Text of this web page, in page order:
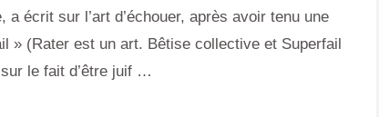
écrit sur l’art d’échouer, après avoir tenu une
» (Rater est un art. Bêtise collective et Superfail
le fait d’être juif …